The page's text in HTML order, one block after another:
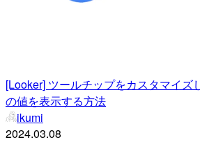
[Looker] ツールチップをカスタマイズ
の値を表示する方法
ikumi
2024.03.08